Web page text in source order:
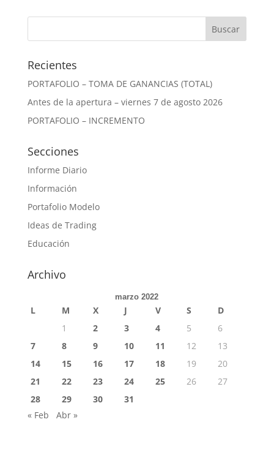
Recientes
PORTAFOLIO – TOMA DE GANANCIAS (TOTAL)
Antes de la apertura – viernes 7 de agosto 2026
PORTAFOLIO – INCREMENTO
Secciones
Informe Diario
Información
Portafolio Modelo
Ideas de Trading
Educación
Archivo
marzo 2022
L M X J V S
D
1
2 3 4 5
6
7
8 9 10 11 12
13
14
15 16 17 18 19
20
21
22 23 24 25 26
27
28
29 30
31
« Feb
Abr »